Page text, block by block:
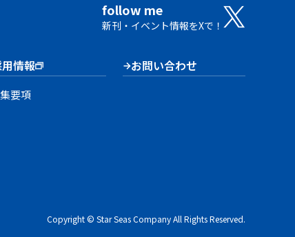
follow me
新刊・イベント情報をXで！
情報
要項
お問い合わせ
Copyright © Star Seas Company All Rights Reserved.